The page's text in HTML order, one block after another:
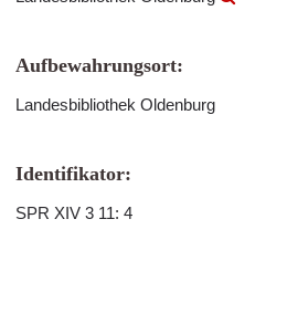
Aufbewahrungsort:
Landesbibliothek Oldenburg
Identifikator:
SPR XIV 3 11: 4